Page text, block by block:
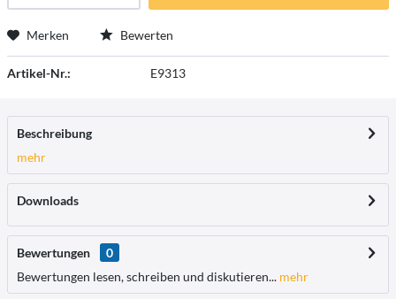
Merken Bewerten
Artikel-Nr.: E9313
Beschreibung
mehr
Downloads
Bewertungen
0
Bewertungen lesen, schreiben und diskutieren... mehr